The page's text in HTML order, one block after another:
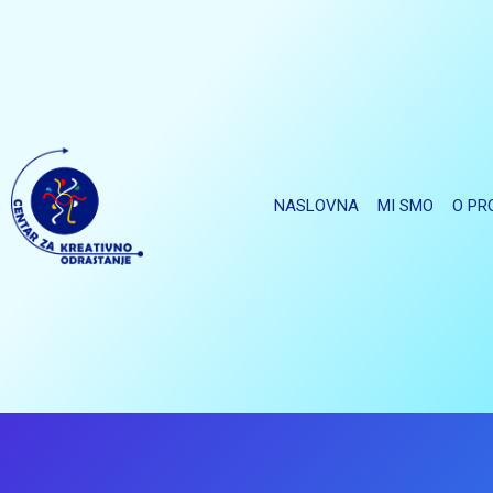
NASLOVNA MI SMO O